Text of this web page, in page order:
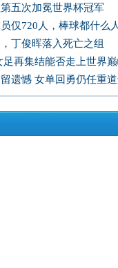
五次加冕世界杯冠军
仅720人，棒球都什么
丁俊晖落入死亡之组
足再集结能否走上世界
遗憾 女单回勇仍任重